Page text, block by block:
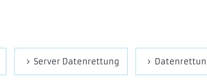
Server Datenrettung